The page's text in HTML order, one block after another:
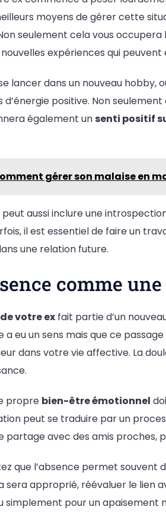
moyens de gérer cette
seulement cela vous
expériences qui
lancer dans un nouveau hobby,
positive. Non
également un senti positif
gérer son malaise en
aussi inclure une
il est essentiel de faire un
une relation future.
comme
votre ex fait partie d’un
eu un sens mais que ce
dans votre vie affective. La
propre bien-être émotionnel
peut se traduire par un
partage avec des amis proches,
que l’absence permet souvent
sera approprié, réévaluer le lien
simplement pour un apaisement